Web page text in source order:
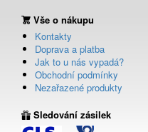
Vše o nákupu
Kontakty
Doprava a platba
Jak to u nás vypadá?
Obchodní podmínky
Nezařazené produkty
Sledování zásilek